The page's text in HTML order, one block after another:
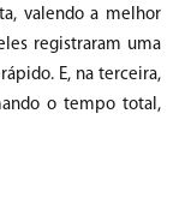
valendo a melhor
registraram uma
E, na terceira,
o tempo total,